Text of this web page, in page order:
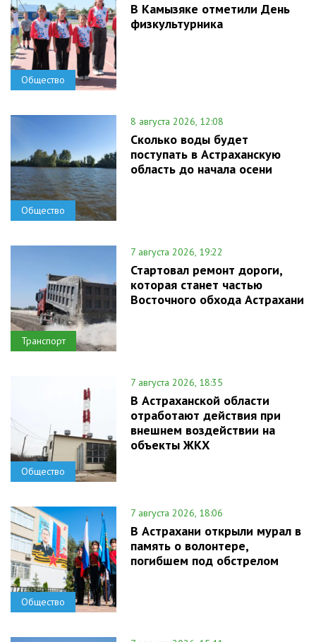
Общество
В Камызяке отметили День
физкультурника
Общество
8 августа 2026, 12:08
Сколько воды будет
поступать в Астраханскую
область до начала осени
Транспорт
7 августа 2026, 19:22
Стартовал ремонт дороги,
которая станет частью
Восточного обхода Астрахани
Общество
7 августа 2026, 18:35
В Астраханской области
отработают действия при
внешнем воздействии на
объекты ЖКХ
Общество
7 августа 2026, 18:06
В Астрахани открыли мурал в
память о волонтере,
погибшем под обстрелом